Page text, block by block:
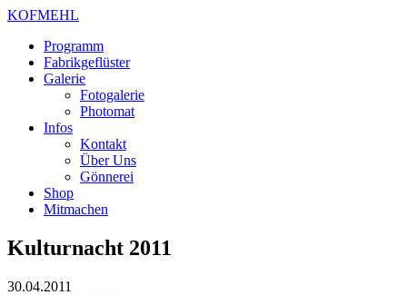
KOFMEHL
Programm
Fabrikgeflüster
Galerie
Fotogalerie
Photomat
Infos
Kontakt
Über Uns
Gönnerei
Shop
Mitmachen
Kulturnacht 2011
30.04.2011